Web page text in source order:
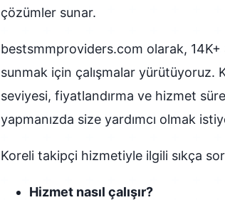
çözümler sunar.
bestsmmproviders.com olarak,
sunmak için çalışmalar
seviyesi, fiyatlandırma ve hizmet
yapmanızda size yardımcı olmak
Koreli takipçi hizmetiyle ilgili sıkça
Hizmet nasıl çalışır?